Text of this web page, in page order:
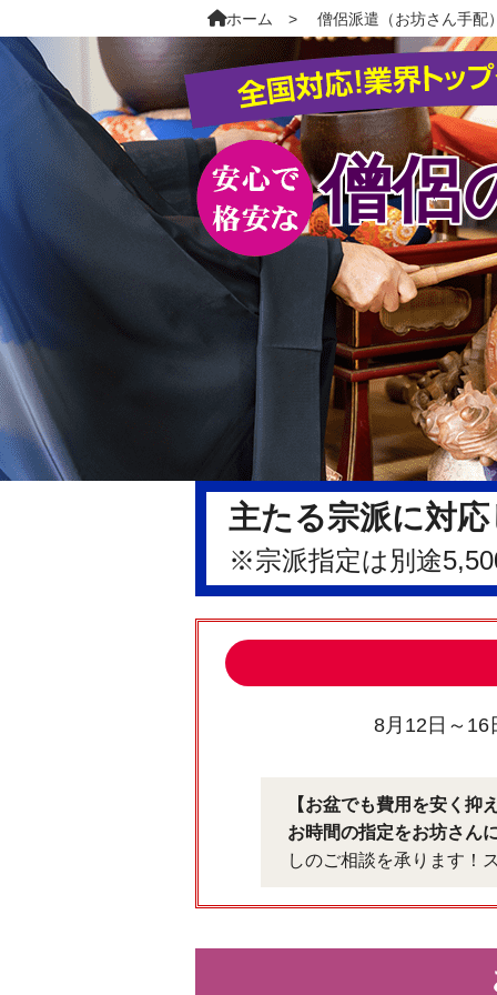
ホーム 僧侶派遣（お坊さん手配
僧侶
主たる宗派に対
※宗派指定は別途
8月12日～16
【お盆でも費用を安く抑
お時間の指定をお坊さん
しのご相談を承ります！